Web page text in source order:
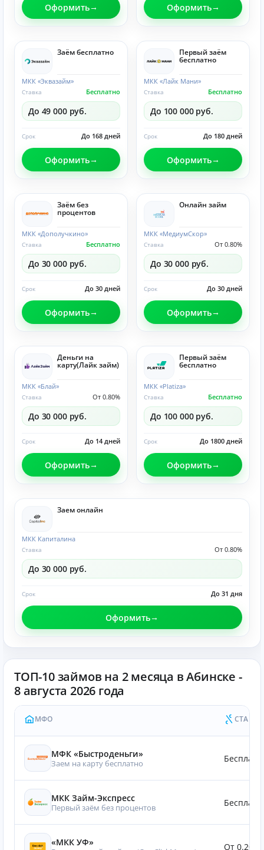
Оформить Оформить
Заём бесплатно
МКК «Эквазайм»
Бесплатно
Ставка
До 49 000 руб.
До 168 дней
Срок
Оформить
Первый заём
бесплатно
МКК «Лайк Мани»
Бесплатно
Ставка
До 100 000 руб.
До 180 дней
Срок
Оформить
Заём без
процентов
МКК «Дополучкино»
Бесплатно
Ставка
До 30 000 руб.
До 30 дней
Срок
Оформить
Онлайн займ
МКК «МедиумСкор»
От 0.80%
Ставка
До 30 000 руб.
До 30 дней
Срок
Оформить
Деньги на
карту(Лайк займ)
МКК «Блай»
От 0.80%
Ставка
До 30 000 руб.
До 14 дней
Срок
Оформить
Первый заём
бесплатно
МКК «Platiza»
Бесплатно
Ставка
До 100 000 руб.
До 1800 дней
Срок
Оформить
Заем онлайн
МКК Капиталина
От 0.80%
Ставка
До 30 000 руб.
До 31 дня
Срок
Оформить
ТОП-10 займов на 2 месяца в Абинске -
8 августа 2026 года
МФО СТАВКА
МФК «Быстроденьги»
Заем на карту бесплатно
МКК Займ-Экспресс
Первый заём без процентов
«МКК УФ» От 0.20%